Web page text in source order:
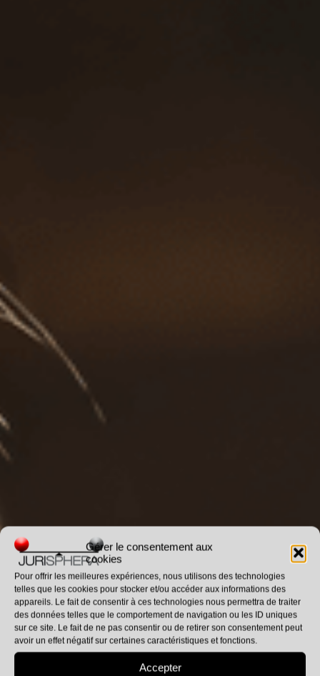
Gérer le consentement aux
cookies
Pour offrir les meilleures expériences, nous utilisons des technologies
telles que les cookies pour stocker et/ou accéder aux informations des
appareils. Le fait de consentir à ces technologies nous permettra de traiter
des données telles que le comportement de navigation ou les ID uniques
sur ce site. Le fait de ne pas consentir ou de retirer son consentement peut
avoir un effet négatif sur certaines caractéristiques et fonctions.
Accepter